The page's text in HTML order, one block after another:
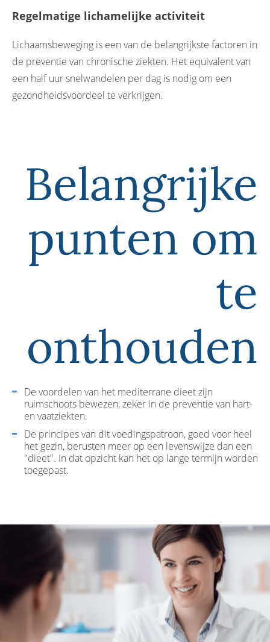
Regelmatige lichamelijke activiteit
Lichaamsbeweging is een van de belangrijkste factoren in
de preventie van chronische ziekten. Het equivalent van
een half uur snelwandelen per dag is nodig om een
gezondheidsvoordeel te verkrijgen.
Belangrijke
punten om
te
onthouden
De voordelen van het mediterrane dieet zijn
ruimschoots bewezen, zeker in de preventie van hart-
en vaatziekten.
De principes van dit voedingspatroon, goed voor heel
het gezin, berusten meer op een levenswijze dan een
"dieet". In dat opzicht kan het op lange termijn worden
toegepast.